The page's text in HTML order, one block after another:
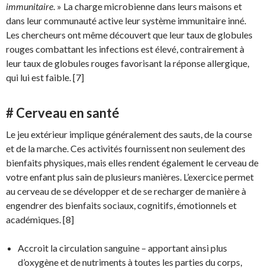
immunitaire. » La charge microbienne dans leurs maisons et
dans leur communauté active leur système immunitaire inné.
Les chercheurs ont même découvert que leur taux de globules
rouges combattant les infections est élevé, contrairement à
leur taux de globules rouges favorisant la réponse allergique,
qui lui est faible. [7]
# Cerveau en santé
Le jeu extérieur implique généralement des sauts, de la course
et de la marche. Ces activités fournissent non seulement des
bienfaits physiques, mais elles rendent également le cerveau de
votre enfant plus sain de plusieurs manières. L’exercice permet
au cerveau de se développer et de se recharger de manière à
engendrer des bienfaits sociaux, cognitifs, émotionnels et
académiques. [8]
Accroit la circulation sanguine – apportant ainsi plus
d’oxygène et de nutriments à toutes les parties du corps,